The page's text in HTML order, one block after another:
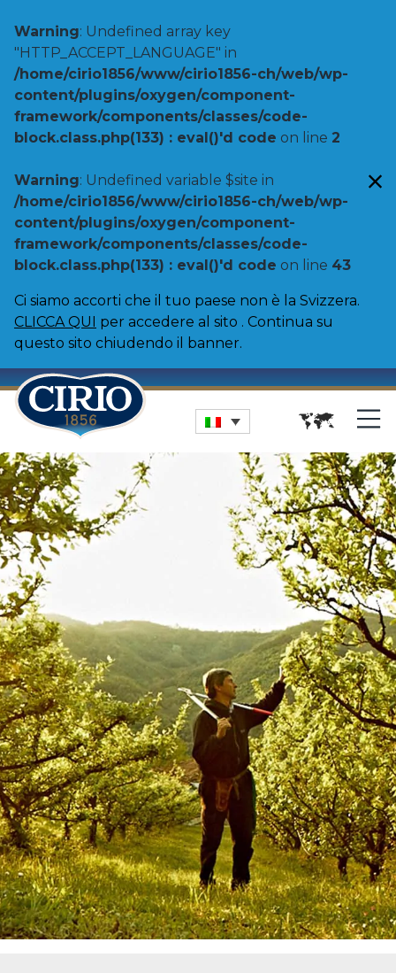
Warning: Undefined array key
"HTTP_ACCEPT_LANGUAGE" in
/home/cirio1856/www/cirio1856-ch/web/wp-
content/plugins/oxygen/component-
framework/components/classes/code-
block.class.php(133) : eval()'d code on line 2
Warning: Undefined variable $site in
/home/cirio1856/www/cirio1856-ch/web/wp-
content/plugins/oxygen/component-
framework/components/classes/code-
block.class.php(133) : eval()'d code on line 43
Ci siamo accorti che il tuo paese non è la Svizzera.
CLICCA QUI per accedere al sito . Continua su
questo sito chiudendo il banner.